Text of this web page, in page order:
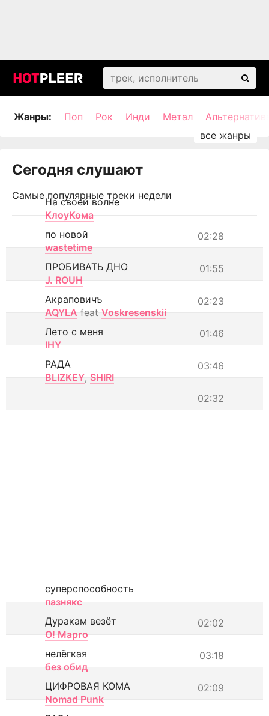
Жанры: Поп Рок Инди Метал
Сегодня слушают
Самые популярные треки недели
На своей волне
КлоуКома
02:28
по новой
wastetime
01:55
ПРОБИВАТЬ ДНО
J. ROUH
02:23
Акраповичъ
AQYLA feat Voskresenskii
01:46
Лето с меня
IHY
03:46
РАДА
BLIZKEY, SHIRI
02:32
суперспособность
пазнякс
02:02
Дуракам везёт
О! Марго
03:18
нелёгкая
без обид
02:09
ЦИФРОВАЯ КОМА
Nomad Punk